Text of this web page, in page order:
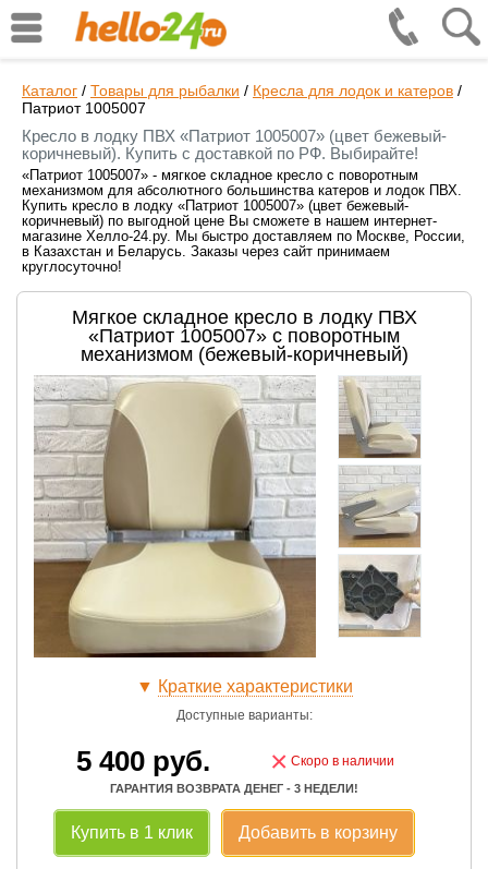
Каталог / Товары для рыбалки / Кресла для лодок и катеров /
Патриот 1005007
Кресло в лодку ПВХ «Патриот 1005007» (цвет бежевый-
коричневый). Купить с доставкой по РФ. Выбирайте!
«Патриот 1005007» - мягкое складное кресло с поворотным
механизмом для абсолютного большинства катеров и лодок ПВХ.
Купить кресло в лодку «Патриот 1005007» (цвет бежевый-
коричневый) по выгодной цене Вы сможете в нашем интернет-
магазине Хелло-24.ру. Мы быстро доставляем по Москве, России,
в Казахстан и Беларусь. Заказы через сайт принимаем
круглосуточно!
Мягкое складное кресло в лодку ПВХ
«Патриот 1005007» с поворотным
механизмом (бежевый-коричневый)
▼ Краткие характеристики
Доступные варианты:
5 400руб. × Скоро в наличии
ГАРАНТИЯ ВОЗВРАТА ДЕНЕГ - 3 НЕДЕЛИ!
Купить в 1 клик Добавить в корзину